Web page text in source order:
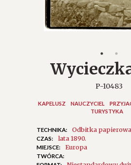
P-10483
KAPELUSZ NAUCZYCIEL
TURYSTYKA
TECHNIKA: Odbitka papierowa
CZAS: lata 1890.
MIEJSCE: Europa
TWÓRCA: